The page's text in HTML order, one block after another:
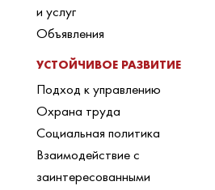
и услуг
Объявления
УСТОЙЧИВОЕ РАЗВИТИЕ
Подход к управлению
Охрана труда
Социальная политика
Взаимодействие с
заинтересованными